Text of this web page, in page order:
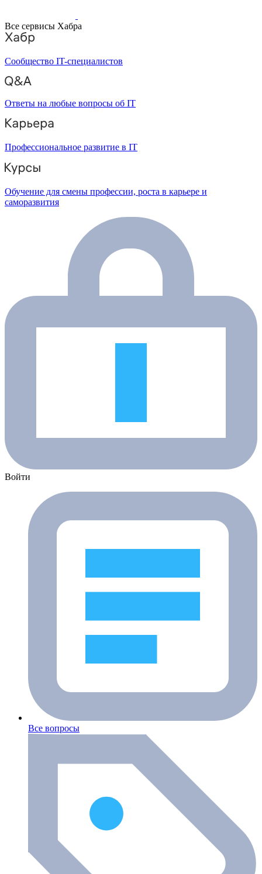
Все сервисы Хабра
Сообщество IT-специалистов
Ответы на любые вопросы об IT
Профессиональное развитие в IT
Обучение для смены профессии, роста в карьере и
саморазвития
Войти
Все вопросы